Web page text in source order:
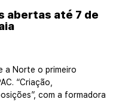
abertas até 7 de
a Norte o primeiro
“Criação,
com a formadora